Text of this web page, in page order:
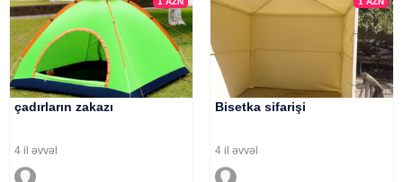
çadırların zakazı
4 il əvvəl
Bisetka sifarişi
4 il əvvəl